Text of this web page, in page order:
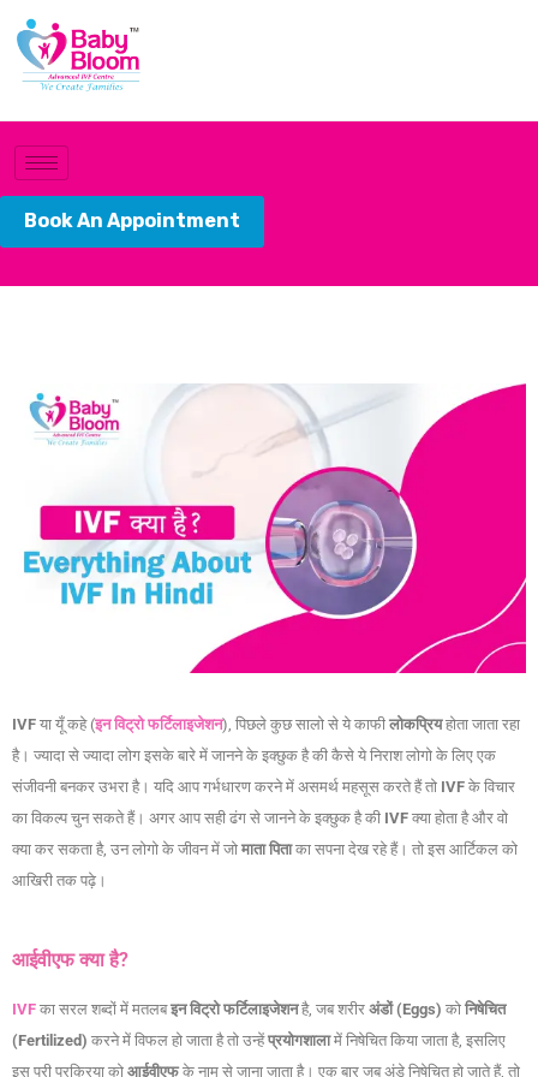
Book An Appointment
IVF या यूँ कहे (इन विट्रो फर्टिलाइजेशन), पिछले कुछ सालो से ये काफी लोकप्रियहोता जाता रहा
है। ज्यादा से ज्यादा लोग इसके बारे में जानने के इक्छुक है की कैसे ये निराश लोगो के लिए एक
संजीवनी बनकर उभरा है। यदि आप गर्भधारण करने में असमर्थ महसूस करते हैं तो IVF के विचार
का विकल्प चुन सकते हैं। अगर आप सही ढंग से जानने के इक्छुक है की IVF क्या होता है और वो
क्या कर सकता है, उन लोगो के जीवन में जो माता पिताका सपना देख रहे हैं। तो इस आर्टिकल को
आखिरी तक पढ़े।
आईवीएफ क्या है?
IVF का सरल शब्दों में मतलबइन विट्रो फर्टिलाइजेशनहै, जब शरीर अंडों (Eggs) को निषेचित
(Fertilized) करने में विफल हो जाता है तो उन्हेंप्रयोगशालामें निषेचित किया जाता है, इसलिए
इस पूरी प्रक्रिया को आईवीएफके नाम से जाना जाता है। एक बार जब अंडे निषेचित हो जाते हैं, तो